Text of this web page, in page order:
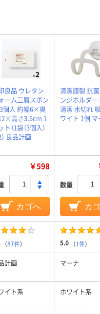
良品 ウレタン
ーム三層スポン
個入 約幅6×奥
高さ3.5cm 1
ト（1袋（3個入）
良品計画
清潔謹製 抗
ンジホルダー
清潔 水切れ
ワイト 1個
￥598
カゴへ
数量
カ
（87件） 5.0 （1件）
計画 マーナ
イト系 ホワイト系